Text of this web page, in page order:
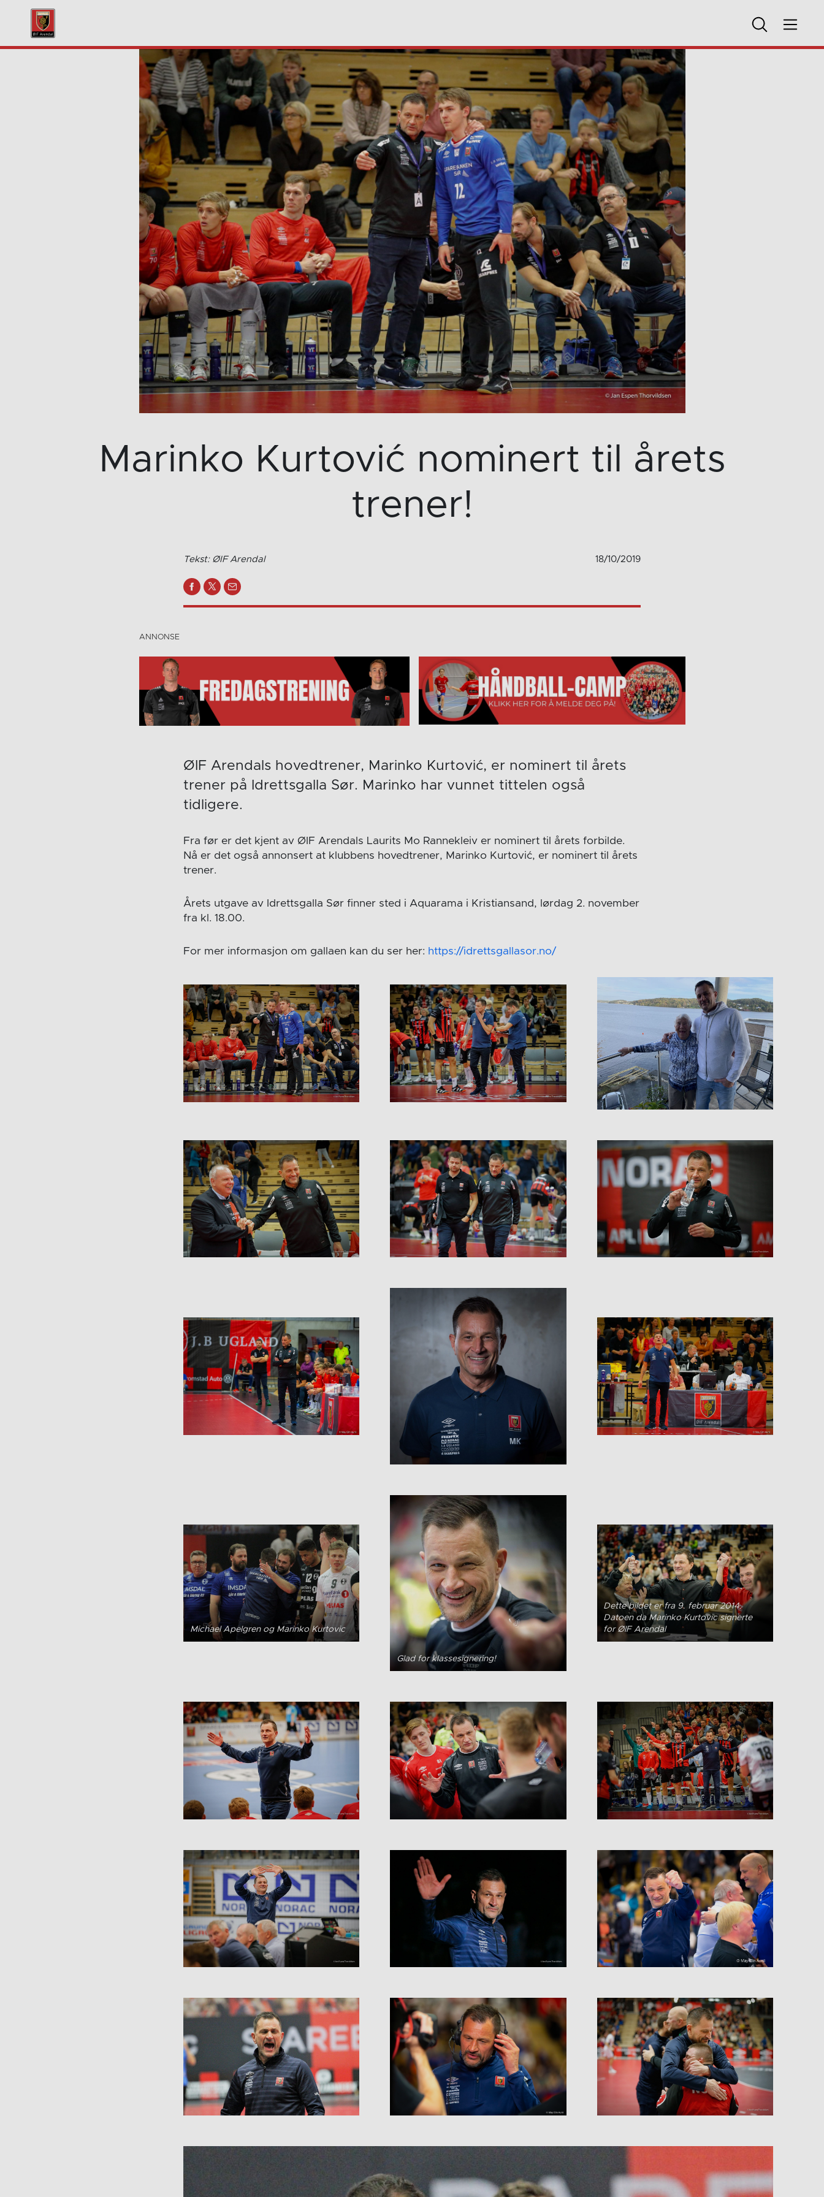
Marinko Kurtović nominert til årets
trener!
Tekst: ØIF Arendal 18/10/2019
ØIF Arendals hovedtrener, Marinko Kurtović, er nominert til årets
trener på Idrettsgalla Sør. Marinko har vunnet tittelen også
tidligere.
Fra før er det kjent av ØIF Arendals Laurits Mo Rannekleiv er nominert til årets forbilde.
Nå er det også annonsert at klubbens hovedtrener, Marinko Kurtović, er nominert til årets
trener.
Årets utgave av Idrettsgalla Sør finner sted i Aquarama i Kristiansand, lørdag 2. november
fra kl. 18.00.
For mer informasjon om gallaen kan du ser her: https://idrettsgallasor.no/
Michael Apelgren og Marinko Kurtovic
Glad for klassesignering!
Dette bildet er fra 9. februar 2014.
Datoen da Marinko Kurtovic signerte
for ØIF Arendal